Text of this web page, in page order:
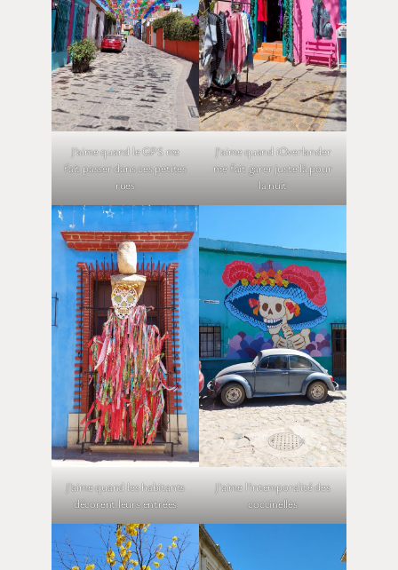
J’aime quand le GPS me
fait passer dans ces petites
rues
J’aime quand iOverlander
me fait garer juste là pour
la nuit
J’aime quand les habitants
décorent leurs entrées
J’aime l’intemporalité des
coccinelles